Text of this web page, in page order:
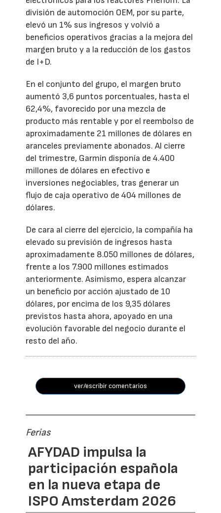
división de automoción OEM, por su parte,
elevó un 1% sus ingresos y volvió a
beneficios operativos gracias a la mejora del
margen bruto y a la reducción de los gastos
de I+D.
En el conjunto del grupo, el margen bruto
aumentó 3,6 puntos porcentuales, hasta el
62,4%, favorecido por una mezcla de
producto más rentable y por el reembolso de
aproximadamente 21 millones de dólares en
aranceles previamente abonados. Al cierre
del trimestre, Garmin disponía de 4.400
millones de dólares en efectivo e
inversiones negociables, tras generar un
flujo de caja operativo de 404 millones de
dólares.
De cara al cierre del ejercicio, la compañía ha
elevado su previsión de ingresos hasta
aproximadamente 8.050 millones de dólares,
frente a los 7.900 millones estimados
anteriormente. Asimismo, espera alcanzar
un beneficio por acción ajustado de 10
dólares, por encima de los 9,35 dólares
previstos hasta ahora, apoyado en una
evolución favorable del negocio durante el
resto del año.
ver/escribir comentarios
Ferias
AFYDAD impulsa la
participación española
en la nueva etapa de
ISPO Amsterdam 2026